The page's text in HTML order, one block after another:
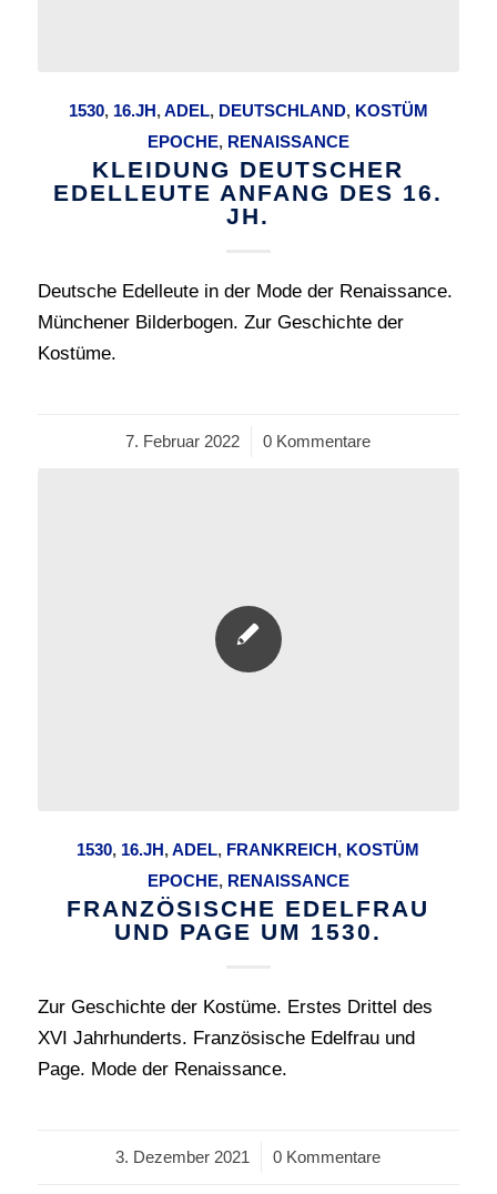
1530, 16.JH,ADEL, DEUTSCHLAND, KOSTÜM
EPOCHE, RENAISSANCE
KLEIDUNG DEUTSCHER
EDELLEUTE ANFANG DES 16.
JH.
Deutsche Edelleute in der Mode der Renaissance.
Münchener Bilderbogen. Zur Geschichte der
Kostüme.
7. Februar 2022
/ 0 Kommentare
1530, 16.JH,ADEL, FRANKREICH, KOSTÜM
EPOCHE, RENAISSANCE
FRANZÖSISCHE EDELFRAU
UND PAGE UM 1530.
Zur Geschichte der Kostüme. Erstes Drittel des
XVI Jahrhunderts. Französische Edelfrau und
Page. Mode der Renaissance.
3. Dezember 2021
/ 0 Kommentare